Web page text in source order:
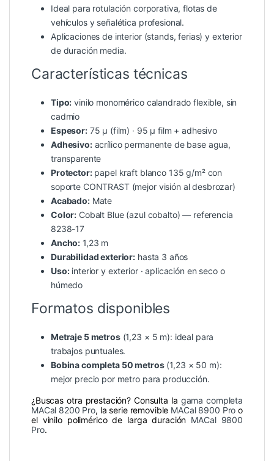
Ideal para rotulación corporativa, flotas de
vehículos y señalética profesional.
Aplicaciones de interior (stands, ferias) y exterior
de duración media.
Características técnicas
Tipo: vinilo monomérico calandrado flexible, sin
cadmio
Espesor:75 µ (film) · 95 µ film + adhesivo
Adhesivo:acrílico permanente de base agua,
transparente
Protector:papel kraft blanco 135 g/m² con
soporte CONTRAST (mejor visión al desbrozar)
Acabado:Mate
Color: Cobalt Blue (azul cobalto) — referencia
8238-17
Ancho: 1,23 m
Durabilidad exterior: hasta 3 años
Uso:interior y exterior · aplicación en seco o
húmedo
Formatos disponibles
Metraje 5 metros(1,23 × 5 m): ideal para
trabajos puntuales.
Bobina completa 50 metros(1,23 × 50 m):
mejor precio por metro para producción.
¿Buscas otra prestación? Consulta la gama completa
MACal 8200 Pro, la serie removible MACal 8900 Pro o
el vinilo polimérico de larga duración MACal 9800
Pro.